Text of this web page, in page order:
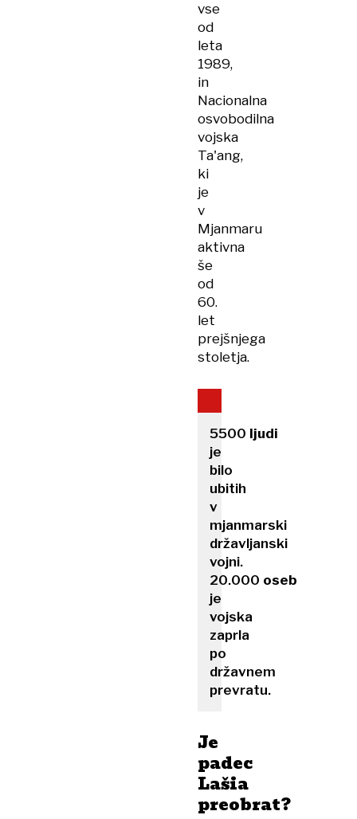
vse
od
leta
1989,
in
Nacionalna
osvobodilna
vojska
Ta'ang,
ki
je
v
Mjanmaru
aktivna
še
od
60.
let
prejšnjega
stoletja.
5500 ljudi
je
bilo
ubitih
v
mjanmarski
državljanski
vojni.
20.000 oseb
je
vojska
zaprla
po
državnem
prevratu.
Je
padec
Lašia
preobrat?